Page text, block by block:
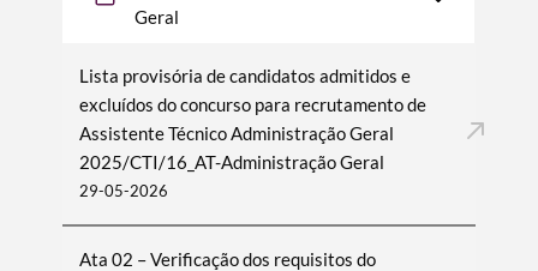
Geral
Lista provisória de candidatos admitidos e
excluídos do concurso para recrutamento de
Assistente Técnico Administração Geral
2025/CTI/16_AT-Administração Geral
29-05-2026
Ata 02 – Verificação dos requisitos do